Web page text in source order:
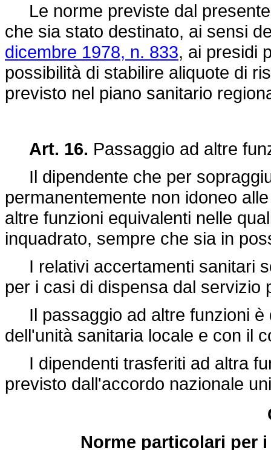
Le norme previste dal
che sia stato destinato, ai sensi
dicembre 1978, n. 833, ai presidi
possibilità di stabilire aliquote di
previsto nel piano sanitario
Art. 16. Passaggio ad altre
Il dipendente che per
permanentemente non idoneo
altre funzioni equivalenti nelle
inquadrato, sempre che sia in
I relativi accertamenti sanitari
per i casi di dispensa dal servizio
Il passaggio ad altre funzioni è
dell'unità sanitaria locale e con il
I dipendenti trasferiti ad altra
previsto dall'accordo nazionale
Norme particolari per